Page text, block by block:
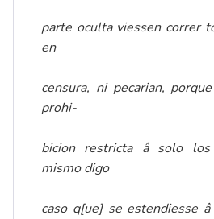
parte oculta viessen correr
en
censura, ni pecarian,
prohi-
bicion restricta â solo
mismo digo
caso q[ue] se estendiesse